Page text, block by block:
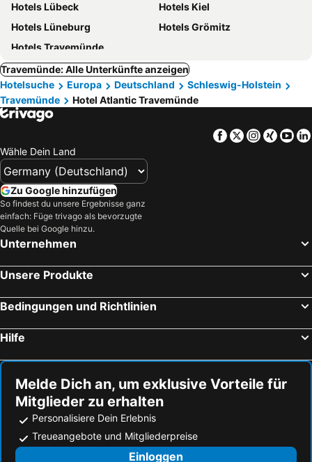
Hotels Lübeck
Hotels Kiel
Hotels Lüneburg
Hotels Grömitz
Hotels Travemünde
Travemünde: Alle Unterkünfte anzeigen
Hotelsuche
Europa Deutschland
Schleswig-Holstein
Travemünde
Hotel Atlantic Travemünde
Facebook
TwitterXing
Wähle Dein Land
Zu Google hinzufügen
So findest du unsere Ergebnisse ganz
einfach: Füge trivago als bevorzugte
Quelle bei Google hinzu.
Unternehmen
Unsere Produkte
Bedingungen und Richtlinien
Hilfe
Melde Dich an, um exklusive Vorteile für
Mitglieder zu erhalten
Personalisiere Dein Erlebnis
Treueangebote und Mitgliederpreise
Einloggen